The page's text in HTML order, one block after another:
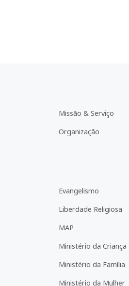
Missão & Serviço
Organização
Evangelismo
Liberdade Religiosa
MAP
Ministério da Criança
Ministério da Família
Ministério da Mulher